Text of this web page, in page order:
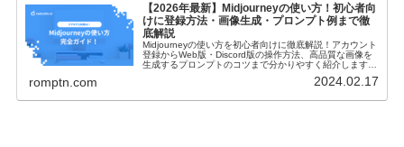
【2026年最新】Midjourneyの使い方！初心者向
けに登録方法・画像生成・プロンプト例まで徹
底解説
Midjourneyの使い方を初心者向けに徹底解説！アカウント
登録からWeb版・Discord版の操作方法、高品質な画像を
生成するプロンプトのコツまで分かりやすく紹介します。
romptn.com 2024.02.17